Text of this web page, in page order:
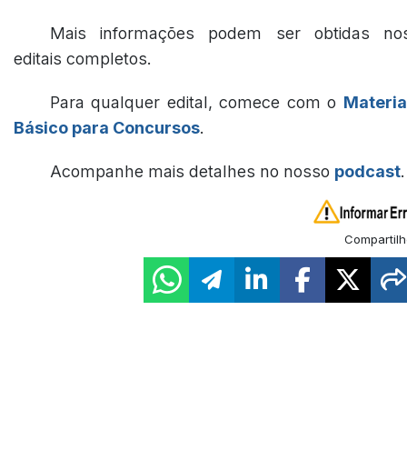
Mais informações podem ser obtidas
editais completos.
Para qualquer edital, comece com o
Básico para Concursos.
Acompanhe mais detalhes no nosso podcast.